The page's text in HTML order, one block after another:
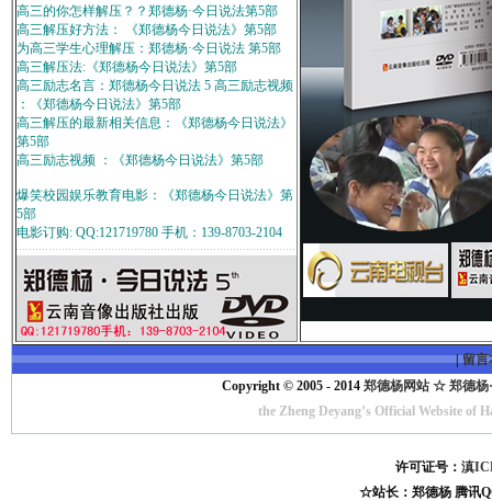
高三的你怎样解压？？郑德杨·今日说法第5部
高三解压好方法： 《郑德杨今日说法》第5部
为高三学生心理解压：郑德杨·今日说法 第5部
高三解压法:《郑德杨今日说法》第5部
高三励志名言：郑德杨今日说法 5 高三励志视频
：《郑德杨今日说法》第5部
高三解压的最新相关信息：《郑德杨今日说法》
第5部
高三励志视频 ：《郑德杨今日说法》第5部
爆笑校园娱乐教育电影：《郑德杨今日说法》第
5部
电影订购: QQ:121719780 手机：139-8703-2104
|留言
Copyright © 2005 - 2014 郑德杨网站 ☆ 郑德杨
the Zheng Deyang’s Official Website
许可证号：滇
☆站长：郑德杨 腾讯